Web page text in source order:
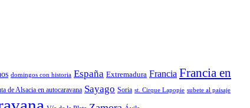
domingos con historia España Extremadura Francia Francia en
de Alsacia en autocaravana Sayago Soria st. Cirque Lapopie subete al paisaje